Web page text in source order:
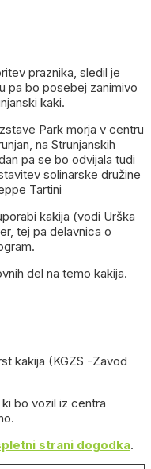
praznika, sledil je
pa bo posebej zanimivo
kaki.
Park morja v centru
na Strunjanskih
pa se bo odvijala tudi
solinarske družine
Tartini
kakija (vodi Urška
tej pa delavnica o
del na temo kakija.
kakija (KGZS -Zavod
bo vozil iz centra
strani dogodka.